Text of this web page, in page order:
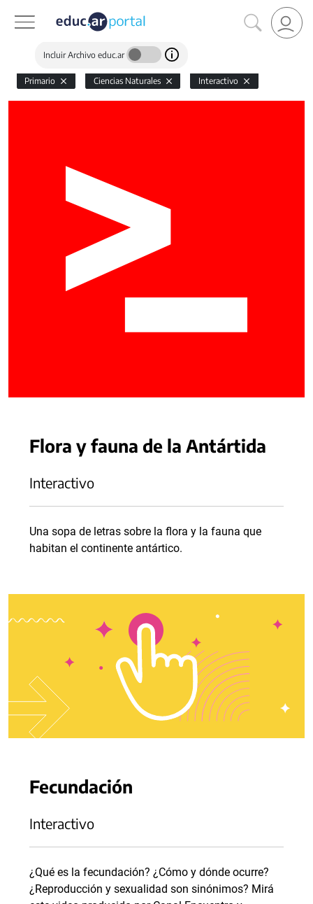
Incluir Archivo educ.ar
Primario Ciencias Naturales Interactivo
Flora y fauna de la Antártida
Interactivo
Una sopa de letras sobre la flora y la fauna que
habitan el continente antártico.
Fecundación
Interactivo
¿Qué es la fecundación? ¿Cómo y dónde ocurre?
¿Reproducción y sexualidad son sinónimos? Mirá